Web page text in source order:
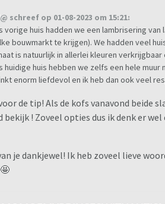
schreef op 01-08-2023 om 15:21:
vorige huis hadden we een lambrisering
bouwmarkt te krijgen). We hadden veel
is natuurlijk in allerlei kleuren
huidige huis hebben we zelfs een hele muur
enorm liefdevol en ik heb dan ook veel
de tip! Als de kofs vanavond beide
bekijk ! Zoveel opties dus ik denk er
je dankjewel! Ik heb zoveel lieve